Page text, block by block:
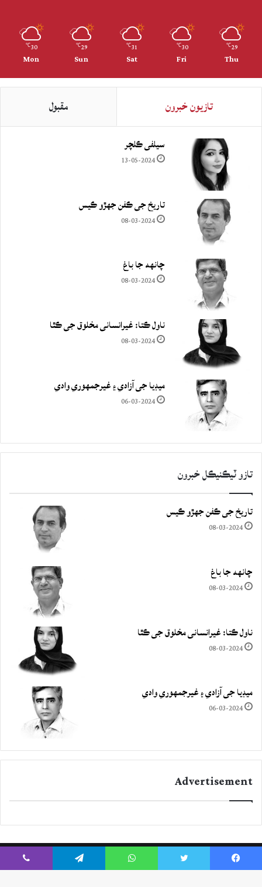
29
℃
Thu
30
℃
Fri
31
℃
Sat
29
℃
Sun
30
℃
Mon
تازيون خبرون مقبول
سيلفي ڪلچر
13-05-2024
تاريخ جي ڪفن جھڙو ڪيس
08-03-2024
چانهه جا باغ
08-03-2024
ناول ڪتا: غيرانساني مخلوق جي ڪٿا
08-03-2024
ميڊيا جي آزادي ۽ غيرجمھوري وادي
06-03-2024
تازو ٽيڪنيڪل خبرون
تاريخ جي ڪفن جھڙو ڪيس
08-03-2024
چانهه جا باغ
08-03-2024
ناول ڪتا: غيرانساني مخلوق جي ڪٿا
08-03-2024
ميڊيا جي آزادي ۽ غيرجمھوري وادي
06-03-2024
Advertisement
Facebook
Twitter
YouTube
Instagram Facebook
Twitter
WhatsApp
Telegram
Viber